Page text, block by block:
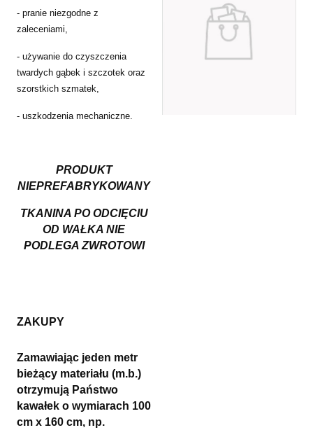
- pranie niezgodne z
zaleceniami,
- używanie do czyszczenia
twardych gąbek i szczotek oraz
szorstkich szmatek,
- uszkodzenia mechaniczne.
PRODUKT
NIEPREFABRYKOWANY
TKANINA PO ODCIĘCIU
OD WAŁKA NIE
PODLEGA ZWROTOWI
ZAKUPY
Zamawiając jeden metr
bieżący materiału (m.b.)
otrzymują Państwo
kawałek o wymiarach 100
cm x 160 cm, np.